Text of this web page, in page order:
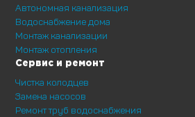
Автономная канализация
Водоснабжение дома
Монтаж канализации
Монтаж отопления
Сервис и ремонт
Чистка колодцев
Замена насосов
Ремонт труб водоснабжения